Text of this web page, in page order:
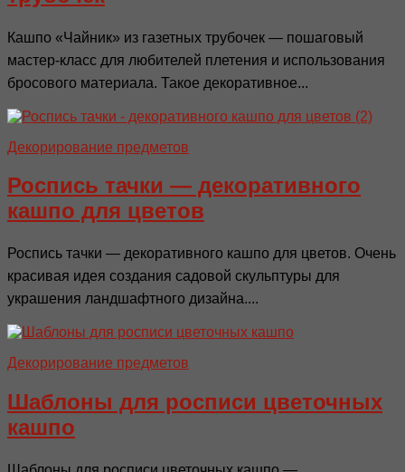
Кашпо «Чайник» из газетных трубочек — пошаговый
мастер-класс для любителей плетения и использования
бросового материала. Такое декоративное...
Декорирование предметов
Роспись тачки — декоративного
кашпо для цветов
Роспись тачки — декоративного кашпо для цветов. Очень
красивая идея создания садовой скульптуры для
украшения ландшафтного дизайна....
Декорирование предметов
Шаблоны для росписи цветочных
кашпо